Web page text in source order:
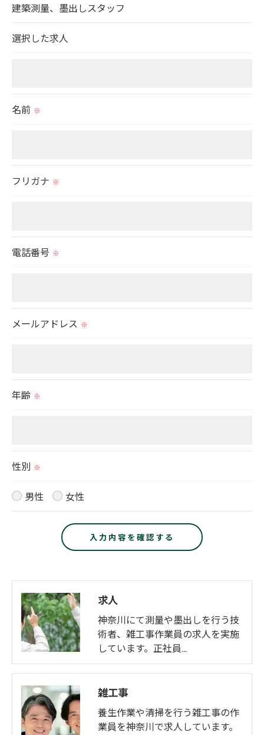
＜個人情報の安全管理＞
当社では、個人情報の漏洩等がなされないよう、適
＜個人情報を与えなかった場合に生じる結果＞
必要な情報を頂けない場合は、それに対応した当社
＜個人情報の開示･訂正・削除･利用停止の手続につ
用停止の手続を定めさせて頂いております。
ご本人である事を確認のうえ、対応させて頂きま
きにつきましては、お電話でお問合せ下さい。
建築測量、墨出しスタッフ
選択した求人
名前 ※
フリガナ ※
電話番号 ※
メールアドレス ※
年齢 ※
性別 ※
男性 女性
求人
神奈川にて測量や墨出しを行う技
術者、雑工事作業員の求人を実施
しています。正社員…
雑工事
養生作業や清掃を行う雑工事の作
業員を神奈川で求人しています。